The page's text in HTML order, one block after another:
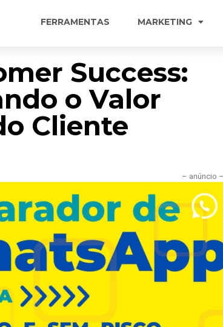
FERRAMENTAS MARKETING
Success:
o Valor
Cliente
– anúncio –